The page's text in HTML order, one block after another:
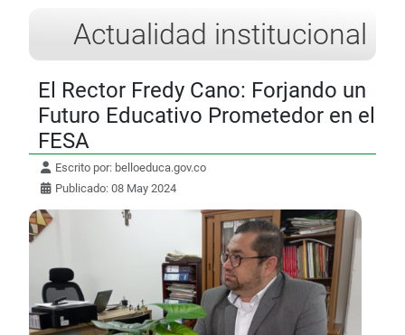
Actualidad institucional
El Rector Fredy Cano: Forjando un
Futuro Educativo Prometedor en el
FESA
Escrito por: belloeduca.gov.co
Publicado: 08 May 2024